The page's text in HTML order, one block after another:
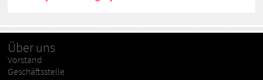
Über uns
Vorstand
Geschäftsstelle